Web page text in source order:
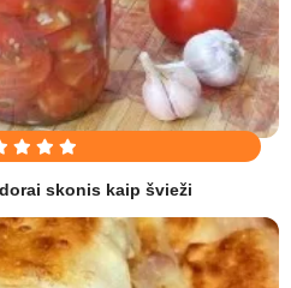
skonis kaip švieži